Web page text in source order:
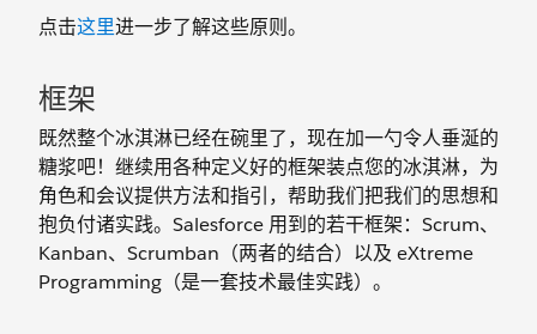
点击这里进一步了解这些原则。
框架
既然整个冰淇淋已经在碗里了，现在加一勺令人垂涎的
糖浆吧！继续用各种定义好的框架装点您的冰淇淋，为
角色和会议提供方法和指引，帮助我们把我们的思想和
抱负付诸实践。Salesforce 用到的若干框架：Scrum、
Kanban、Scrumban（两者的结合）以及 eXtreme
Programming（是一套技术最佳实践）。